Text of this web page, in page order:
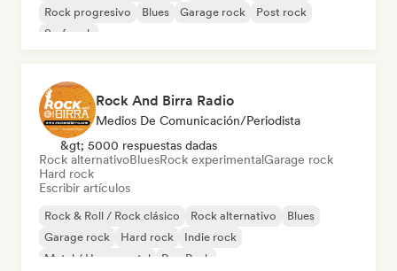
Rock progresivo
Blues Garage rock
Post rock
Surf rock
Rock And Birra Radio
Medios De Comunicación/Periodista
&gt; 5000 respuestas dadas
Rock alternativoBluesRock experimentalGarage rock
Hard rock
Escribir artículos
Rock & Roll / Rock clásico Rock alternativo
Blues
Garage rock
Hard rock
Indie rock
Metal / Heavy metal
Pop Punk